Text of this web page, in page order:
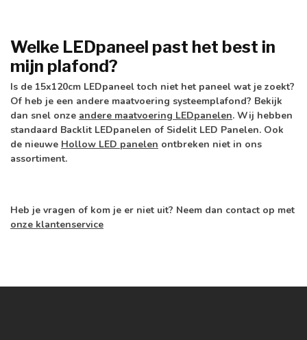
Welke LEDpaneel past het best in
mijn plafond?
Is de 15x120cm LEDpaneel toch niet het paneel wat je zoekt?
Of heb je een andere maatvoering systeemplafond? Bekijk
dan snel onze andere maatvoering LEDpanelen. Wij hebben
standaard Backlit LEDpanelen of Sidelit LED Panelen. Ook
de nieuwe Hollow LED panelen ontbreken niet in ons
assortiment.
Heb je vragen of kom je er niet uit? Neem dan contact op met
onze klantenservice